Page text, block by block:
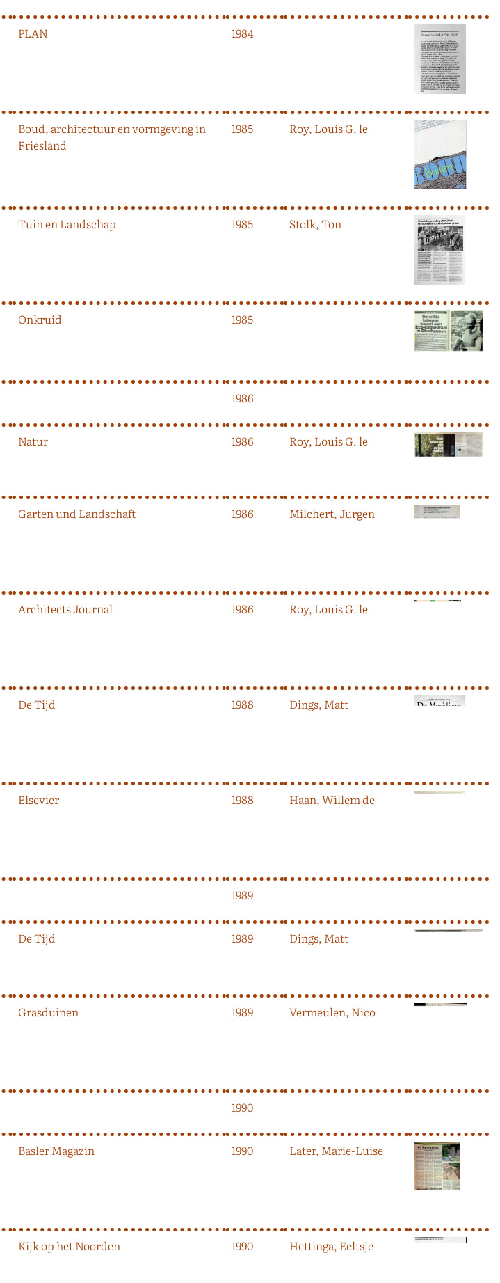
PLAN 1984
Boud, architectuur en vormgeving in
Friesland
1985 Roy, Louis G. le
Tuin en Landschap 1985 Stolk, Ton
Onkruid 1985
1986
Natur 1986 Roy, Louis G. le
Garten und Landschaft 1986 Milchert, Jurgen
Architects Journal 1986 Roy, Louis G. le
De Tijd 1988 Dings, Matt
Elsevier 1988 Haan, Willem de
1989
De Tijd 1989 Dings, Matt
Grasduinen 1989 Vermeulen, Nico
1990
Basler Magazin 1990 Later, Marie-Luise
Kijk op het Noorden 1990 Hettinga, Eeltsje